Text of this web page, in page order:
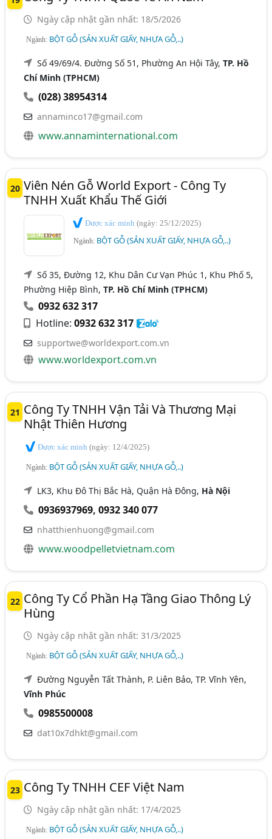
Ngày cập nhật gần nhất: 18/5/2026
Ngành: BỘT GỖ (SẢN XUẤT GIẤY, NHỰA GỖ,..)
Số 49/69/4. Đường Số 51, Phường An Hội Tây,TP. Hồ
Chí Minh (TPHCM)
(028) 38954314
annaminco17@gmail.com
www.annaminternational.com
20 Viên Nén Gỗ World Export - Công Ty
TNHH Xuất Khẩu Thế Giới
Được xác minh(ngày: 25/12/2025)
Ngành: BỘT GỖ (SẢN XUẤT GIẤY, NHỰA GỖ,..)
Số 35, Đường 12, Khu Dân Cư Vạn Phúc 1, Khu Phố 5,
Phường Hiệp Bình,TP. Hồ Chí Minh (TPHCM)
0932 632 317
Hotline:0932 632 317
supportwe@worldexport.com.vn
www.worldexport.com.vn
21 Công Ty TNHH Vận Tải Và Thương Mại
Nhật Thiên Hương
Được xác minh(ngày: 12/4/2025)
Ngành: BỘT GỖ (SẢN XUẤT GIẤY, NHỰA GỖ,..)
LK3, Khu Đô Thị Bắc Hà, Quận Hà Đông, Hà Nội
0936937969,0932 340 077
nhatthienhuong@gmail.com
www.woodpelletvietnam.com
22 Công Ty Cổ Phần Hạ Tầng Giao Thông Lý
Hùng
Ngày cập nhật gần nhất: 31/3/2025
Ngành: BỘT GỖ (SẢN XUẤT GIẤY, NHỰA GỖ,..)
Đường Nguyễn Tất Thành, P. Liên Bảo, TP. Vĩnh Yên,
Vĩnh Phúc
0985500008
dat10x7dhkt@gmail.com
23 Công Ty TNHH CEF Việt Nam
Ngày cập nhật gần nhất: 17/4/2025
Ngành: BỘT GỖ (SẢN XUẤT GIẤY, NHỰA GỖ,..)